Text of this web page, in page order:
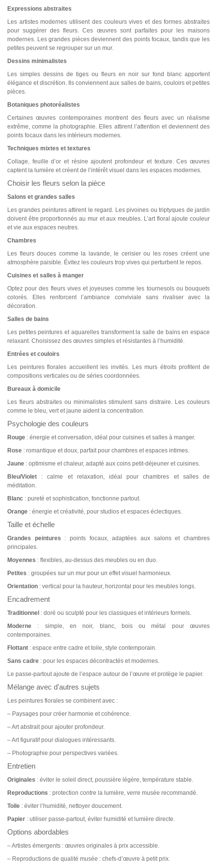
Expressions abstraites
Les artistes modernes utilisent des couleurs vives et des formes abstraites
pour suggérer des fleurs. Ces œuvres sont parfaites pour les maisons
modernes. Les grandes pièces deviennent des points focaux, tandis que les
petites peuvent se regrouper sur un mur.
Dessins minimalistes
Les simples dessins de tiges ou fleurs en noir sur fond blanc apportent
élégance et discrétion. Ils conviennent aux salles de bains, couloirs et petites
pièces.
Botaniques photoréalistes
Certaines œuvres contemporaines montrent des fleurs avec un réalisme
extrême, comme la photographie. Elles attirent l’attention et deviennent des
points focaux dans les intérieurs modernes.
Techniques mixtes et textures
Collage, feuille d’or et résine ajoutent profondeur et texture. Ces œuvres
captent la lumière et créent de l’intérêt visuel dans les espaces modernes.
Choisir les fleurs selon la pièce
Salons et grandes salles
Les grandes peintures attirent le regard. Les pivoines ou triptyques de jardin
doivent être proportionnés au mur et aux meubles. L’art floral ajoute couleur
et vie aux espaces neutres.
Chambres
Les fleurs douces comme la lavande, le cerisier ou les roses créent une
atmosphère paisible. Évitez les couleurs trop vives qui perturbent le repos.
Cuisines et salles à manger
Optez pour des fleurs vives et joyeuses comme les tournesols ou bouquets
colorés. Elles renforcent l’ambiance conviviale sans rivaliser avec la
décoration.
Salles de bains
Les petites peintures et aquarelles transforment la salle de bains en espace
relaxant. Choisissez des œuvres simples et résistantes à l’humidité.
Entrées et couloirs
Les peintures florales accueillent les invités. Les murs étroits profitent de
compositions verticales ou de séries coordonnées.
Bureaux à domicile
Les fleurs abstraites ou minimalistes stimulent sans distraire. Les couleurs
comme le bleu, vert et jaune aident la concentration.
Psychologie des couleurs
Rouge : énergie et conversation, idéal pour cuisines et salles à manger.
Rose : romantique et doux, parfait pour chambres et espaces intimes.
Jaune : optimisme et chaleur, adapté aux coins petit-déjeuner et cuisines.
Bleu/Violet : calme et relaxation, idéal pour chambres et salles de
méditation.
Blanc : pureté et sophistication, fonctionne partout.
Orange : énergie et créativité, pour studios et espaces éclectiques.
Taille et échelle
Grandes peintures : points focaux, adaptées aux salons et chambres
principales.
Moyennes : flexibles, au-dessus des meubles ou en duo.
Petites : groupées sur un mur pour un effet visuel harmonieux.
Orientation : vertical pour la hauteur, horizontal pour les meubles longs.
Encadrement
Traditionnel : doré ou sculpté pour les classiques et intérieurs formels.
Moderne : simple, en noir, blanc, bois ou métal pour œuvres
contemporaines.
Flottant : espace entre cadre et toile, style contemporain.
Sans cadre : pour les espaces décontractés et modernes.
Le passe-partout ajoute de l’espace autour de l’œuvre et protège le papier.
Mélange avec d'autres sujets
Les peintures florales se combinent avec :
– Paysages pour créer harmonie et cohérence.
– Art abstrait pour ajouter profondeur.
– Art figuratif pour dialogues intéressants.
– Photographie pour perspectives variées.
Entretien
Originales : éviter le soleil direct, poussière légère, température stable.
Reproductions : protection contre la lumière, verre musée recommandé.
Toile : éviter l’humidité, nettoyer doucement.
Papier : utiliser passe-partout, éviter humidité et lumière directe.
Options abordables
– Artistes émergents : œuvres originales à prix accessible.
– Reproductions de qualité musée : chefs-d’œuvre à petit prix.